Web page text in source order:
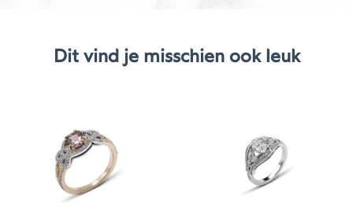
Dit vind je misschien ook leuk